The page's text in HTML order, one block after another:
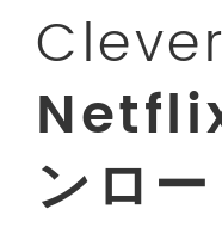
Clever
ンロ